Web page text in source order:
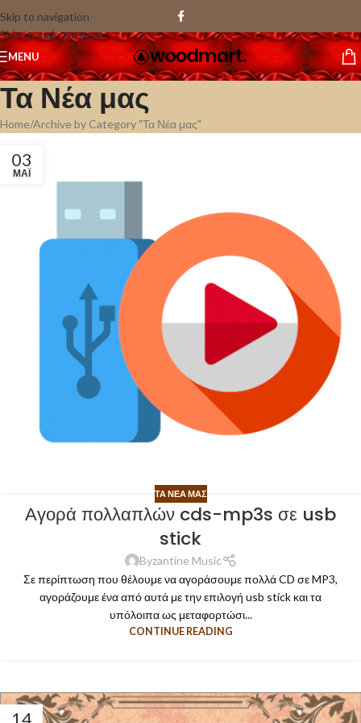
Skip to navigation
Skip to main content
MENU
Τα Νέα μας
Home Archive by Category "Τα Νέα μας"
03
ΜΆΙ
ΤΑ ΝΈΑ ΜΑΣ
Αγορά πολλαπλών cds-mp3s σε usb
stick
Byzantine Music
Σε περίπτωση που θέλουμε να αγοράσουμε πολλά CD σε MP3,
αγοράζουμε ένα από αυτά με την επιλογή usb stick και τα
υπόλοιπα ως μεταφορτώσι...
CONTINUE READING
14